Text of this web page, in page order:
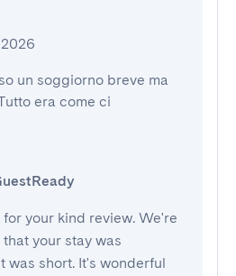
un soggiorno breve ma
era come ci
for your kind review. We're
your stay was
was short. It's wonderful